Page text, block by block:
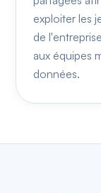
exploiter les
de
aux équipes
données.